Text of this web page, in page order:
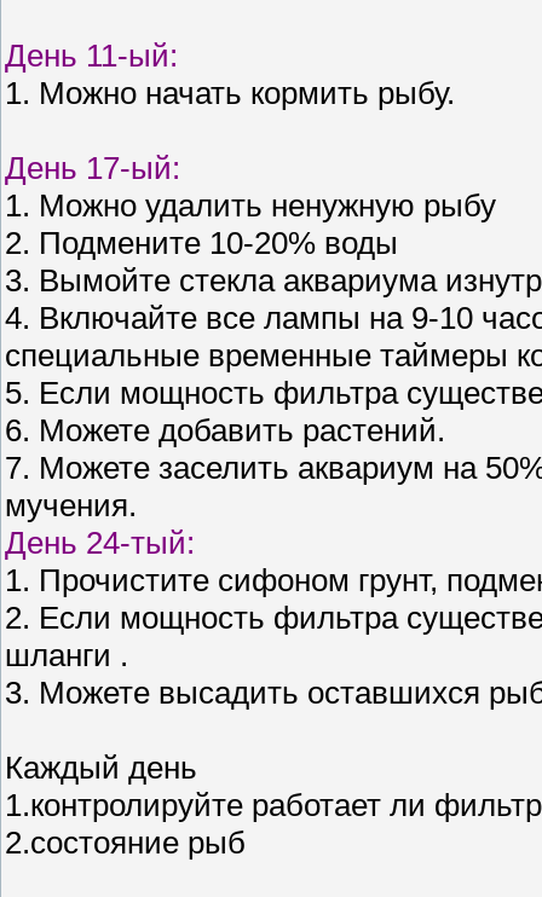
День 11-ый:
1. Можно начать кормить рыбу.
День 17-ый:
1. Можно удалить ненужную рыбу
2. Подмените 10-20% воды
3. Вымойте стекла аквариума
4. Включайте все лампы на 9-10
специальные временные таймеры
5. Если мощность фильтра
6. Можете добавить растений.
7. Можете заселить аквариум на
мучения.
День 24-тый:
1. Прочистите сифоном грунт,
2. Если мощность фильтра
шланги .
3. Можете высадить оставшихся
Каждый день
1.контролируйте работает ли
2.состояние рыб